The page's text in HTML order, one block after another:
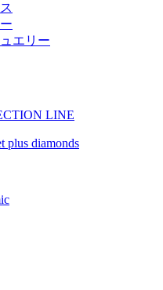
エリー
LINE
plus diamonds